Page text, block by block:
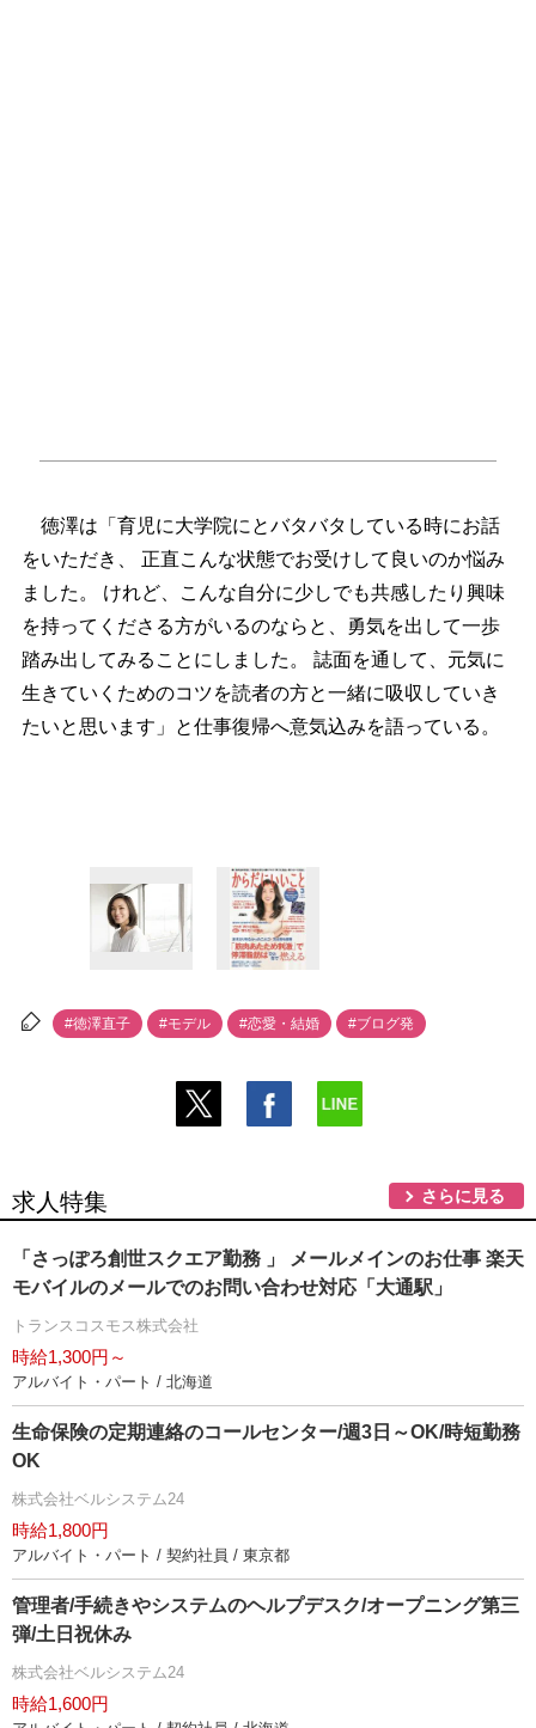
徳澤は「育児に大学院にとバタバタしている時にお話
をいただき、 正直こんな状態でお受けして良いのか悩み
ました。 けれど、こんな自分に少しでも共感したり興味
を持ってくださる方がいるのならと、勇気を出して一歩
踏み出してみることにしました。 誌面を通して、元気に
生きていくためのコツを読者の方と一緒に吸収していき
たいと思います」と仕事復帰へ意気込みを語っている。
#徳澤直子 #モデル #恋愛・結婚 #ブログ発
求人特集 さらに見る
「さっぽろ創世スクエア勤務 」 メールメインのお仕事 楽天
モバイルのメールでのお問い合わせ対応「大通駅」
トランスコスモス株式会社
時給1,300円～
アルバイト・パート / 北海道
生命保険の定期連絡のコールセンター/週3日～OK/時短勤務
OK
株式会社ベルシステム24
時給1,800円
アルバイト・パート / 契約社員 / 東京都
管理者/手続きやシステムのヘルプデスク/オープニング第三
弾/土日祝休み
株式会社ベルシステム24
時給1,600円